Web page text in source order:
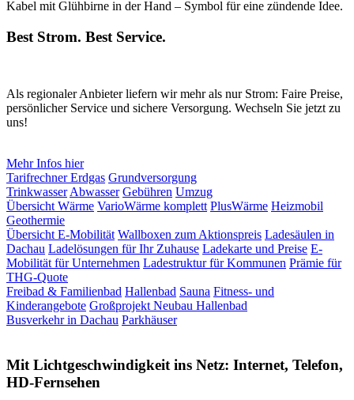
Best Strom. Best Service.
Als regionaler Anbieter liefern wir mehr als nur Strom: Faire Preise,
persönlicher Service und sichere Versorgung. Wechseln Sie jetzt zu
uns!
Mehr Infos hier
Tarifrechner Erdgas Grundversorgung
Trinkwasser Abwasser Gebühren Umzug
Übersicht Wärme VarioWärme komplett PlusWärme Heizmobil
Geothermie
Übersicht E-Mobilität Wallboxen zum Aktionspreis Ladesäulen in
Dachau Ladelösungen für Ihr Zuhause Ladekarte und Preise E-
Mobilität für Unternehmen Ladestruktur für Kommunen Prämie für
THG-Quote
Freibad & Familienbad Hallenbad Sauna Fitness- und
Kinderangebote Großprojekt Neubau Hallenbad
Busverkehr in Dachau Parkhäuser
Mit Lichtgeschwindigkeit ins Netz: Internet, Telefon,
HD-Fernsehen